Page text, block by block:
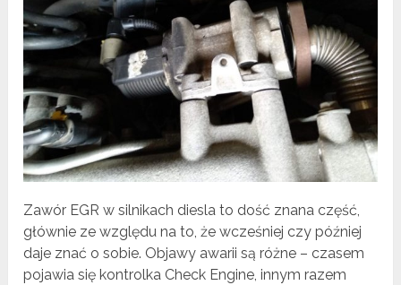
Zawór EGR w silnikach diesla to dość znana część,
głównie ze względu na to, że wcześniej czy później
daje znać o sobie. Objawy awarii są różne – czasem
pojawia się kontrolka Check Engine, innym razem